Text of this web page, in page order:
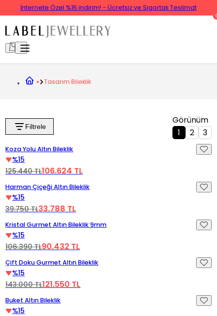
İnternete Özel %15 indirim! - Ücretsiz ve Sigortalı Teslimat
Tasarım Bileklik
Filtrele
Görünüm
1
2 3
%15 İndirim
Koza Yolu Altın Bileklik
%15
125.440 TL106.624 TL
%15 İndirim
Harman Çiçeği Altın Bileklik
%15
39.750 TL33.788 TL
%15 İndirim
Kristal Gurmet Altın Bileklik 9mm
%15
106.390 TL90.432 TL
%15 İndirim
Çift Doku Gurmet Altın Bileklik
%15
143.000 TL121.550 TL
%15 İndirim
Buket Altın Bileklik
%15